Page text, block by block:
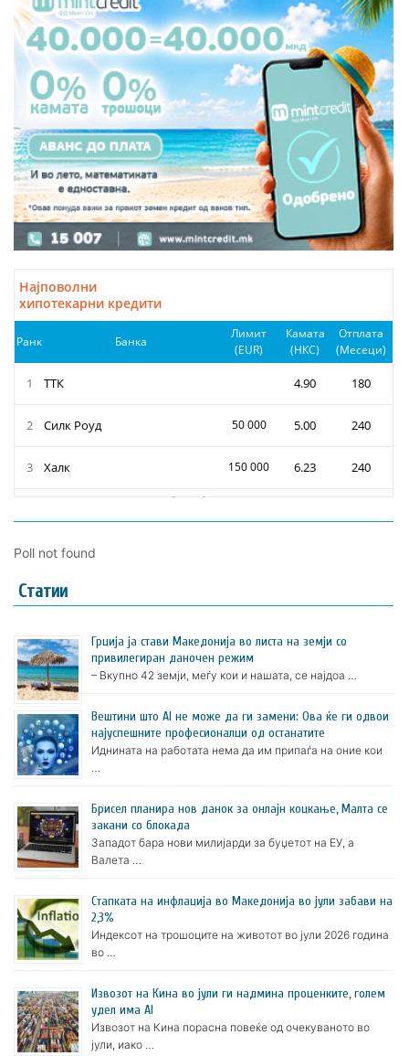
Poll not found
Статии
Грција ја стави Македонија во листа на земји со
привилегиран даночен режим
– Вкупно 42 земји, меѓу кои и нашата, се најдоа …
Вештини што AI не може да ги замени: Ова ќе ги одвои
најуспешните професионалци од останатите
Иднината на работата нема да им припаѓа на оние кои
Брисел планира нов данок за онлајн коцкање, Малта се
закани со блокада
Западот бара нови милијарди за буџетот на ЕУ, а
Валета …
Стапката на инфлација во Македонија во јули забави на
2,3%
Индексот на трошоците на животот во јули 2026 година
во …
Извозот на Кина во јули ги надмина проценките, голем
удел има AI
Извозот на Кина порасна повеќе од очекуваното во
јули, иако …